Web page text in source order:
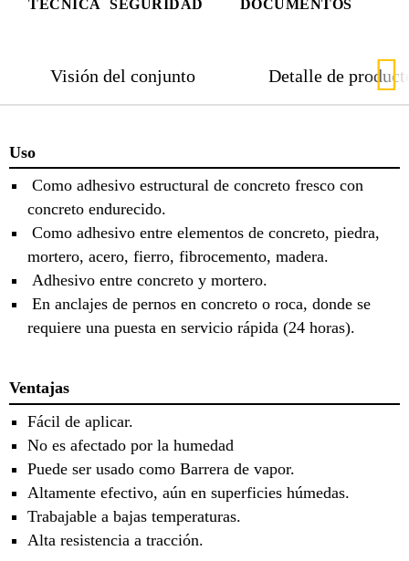
TÉCNICA
SEGURIDAD
DOCUMENTOS
Visión del conjunto Detalle de
Uso
Como adhesivo estructural de concreto fresco con
concreto endurecido.
Como adhesivo entre elementos de concreto, piedra,
mortero, acero, fierro, fibrocemento, madera.
Adhesivo entre concreto y mortero.
En anclajes de pernos en concreto o roca, donde se
requiere una puesta en servicio rápida (24 horas).
Ventajas
Fácil de aplicar.
No es afectado por la humedad
Puede ser usado como Barrera de vapor.
Altamente efectivo, aún en superficies húmedas.
Trabajable a bajas temperaturas.
Alta resistencia a tracción.